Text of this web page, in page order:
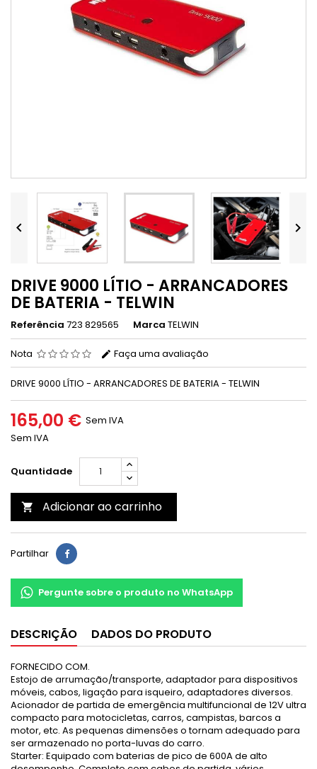
 
DRIVE 9000 LÍTIO - ARRANCADORES
DE BATERIA - TELWIN
Referência 723 829565 Marca TELWIN
Nota Faça uma avaliação
DRIVE 9000 LÍTIO - ARRANCADORES DE BATERIA - TELWIN
165,00 € Sem IVA
Sem IVA
Quantidade
 Adicionar ao carrinho
Partilhar
Pergunte sobre o produto no WhatsApp
DESCRIÇÃO DADOS DO PRODUTO
FORNECIDO COM.
Estojo de arrumação/transporte, adaptador para dispositivos
móveis, cabos, ligação para isqueiro, adaptadores diversos.
Acionador de partida de emergência multifuncional de 12V ultra
compacto para motocicletas, carros, campistas, barcos a
motor, etc. As pequenas dimensões o tornam adequado para
ser armazenado no porta-luvas do carro.
Starter: Equipado com baterias de pico de 600A de alto